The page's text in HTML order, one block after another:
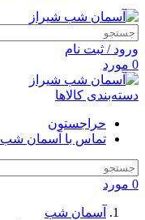
ورود / ثبت نام
0 مورد
دسته‌بندی کالاها
حراجستون
تماس با آسمان شب
0 مورد
آسمان شب